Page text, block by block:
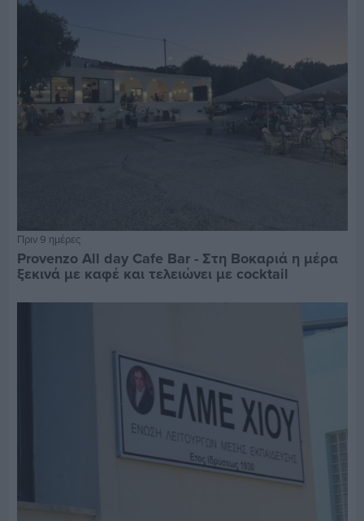
Πριν 9 ημέρες
Provenzo All day Cafe Bar - Στη Βοκαριά η μέρα
ξεκινά με καφέ και τελειώνει με cocktail